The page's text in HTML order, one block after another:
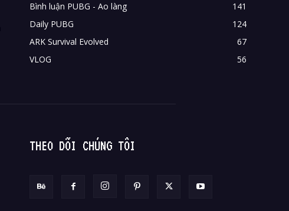
Bình luận PUBG - Ao làng
141
Daily PUBG
124
ARK Survival Evolved
67
VLOG
56
THEO DÕI CHÚNG TÔI